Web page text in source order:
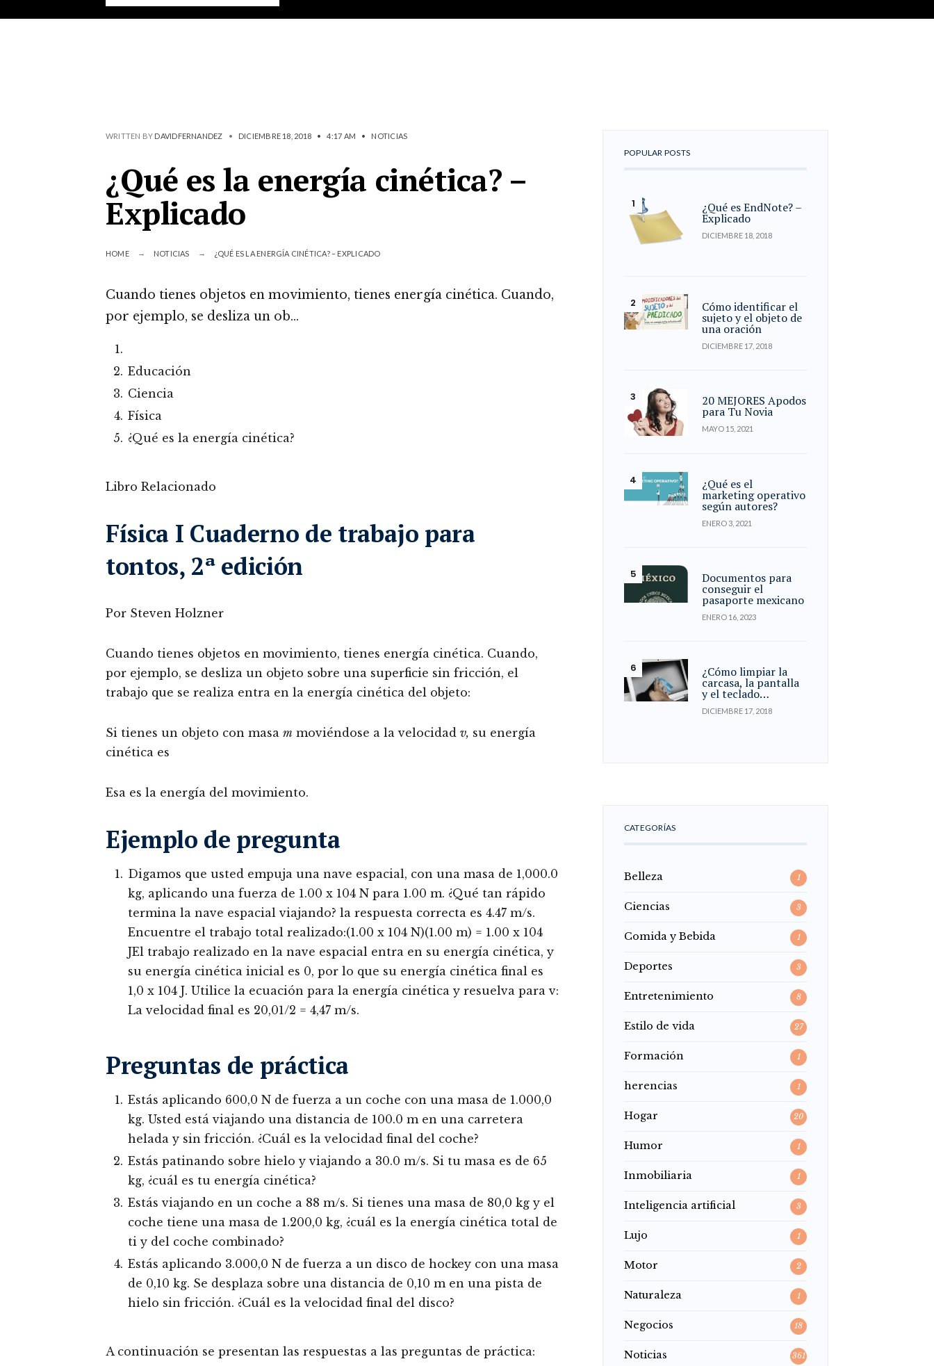
WRITTEN BY DAVIDFERNANDEZ • DICIEMBRE 18, 2018 • 4:17 AM • NOTICIAS
¿Qué es la energía cinética? –
Explicado
HOME NOTICIAS ¿QUÉ ES LA ENERGÍA CINÉTICA? – EXPLICADO
Cuando tienes objetos en movimiento, tienes energía cinética. Cuando,
por ejemplo, se desliza un ob…
Educación
Ciencia
Física
¿Qué es la energía cinética?
Libro Relacionado
Física I Cuaderno de trabajo para
tontos, 2ª edición
Por Steven Holzner
Cuando tienes objetos en movimiento, tienes energía cinética. Cuando,
por ejemplo, se desliza un objeto sobre una superficie sin fricción, el
trabajo que se realiza entra en la energía cinética del objeto:
Si tienes un objeto con masa m moviéndose a la velocidad v, su energía
cinética es
Esa es la energía del movimiento.
Ejemplo de pregunta
Digamos que usted empuja una nave espacial, con una masa de 1,000.0
kg, aplicando una fuerza de 1.00 x 104 N para 1.00 m. ¿Qué tan rápido
termina la nave espacial viajando? la respuesta correcta es 4.47 m/s.
Encuentre el trabajo total realizado:(1.00 x 104 N)(1.00 m) = 1.00 x 104
JEl trabajo realizado en la nave espacial entra en su energía cinética, y
su energía cinética inicial es 0, por lo que su energía cinética final es
1,0 x 104 J. Utilice la ecuación para la energía cinética y resuelva para v:
La velocidad final es 20,01/2 = 4,47 m/s.
Preguntas de práctica
Estás aplicando 600,0 N de fuerza a un coche con una masa de 1.000,0
kg. Usted está viajando una distancia de 100.0 m en una carretera
helada y sin fricción. ¿Cuál es la velocidad final del coche?
Estás patinando sobre hielo y viajando a 30.0 m/s. Si tu masa es de 65
kg, ¿cuál es tu energía cinética?
Estás viajando en un coche a 88 m/s. Si tienes una masa de 80,0 kg y el
coche tiene una masa de 1.200,0 kg, ¿cuál es la energía cinética total de
ti y del coche combinado?
Estás aplicando 3.000,0 N de fuerza a un disco de hockey con una masa
de 0,10 kg. Se desplaza sobre una distancia de 0,10 m en una pista de
hielo sin fricción. ¿Cuál es la velocidad final del disco?
A continuación se presentan las respuestas a las preguntas de práctica:
POPULAR POSTS
¿Qué es EndNote? –
Explicado
DICIEMBRE 18, 2018
Cómo identificar el
sujeto y el objeto de
una oración
DICIEMBRE 17, 2018
20 MEJORES Apodos
para Tu Novia
MAYO 15, 2021
¿Qué es el
marketing operativo
según autores?
ENERO 3, 2021
Documentos para
conseguir el
pasaporte mexicano
ENERO 16, 2023
¿Cómo limpiar la
carcasa, la pantalla
y el teclado…
DICIEMBRE 17, 2018
CATEGORÍAS
Belleza 1
Ciencias 3
Comida y Bebida 1
Deportes 3
Entretenimiento 8
Estilo de vida 27
Formación 1
herencias 1
Hogar 20
Humor 1
Inmobiliaria 1
Inteligencia artificial 3
Lujo 1
Motor 2
Naturaleza 1
Negocios 18
Noticias 361